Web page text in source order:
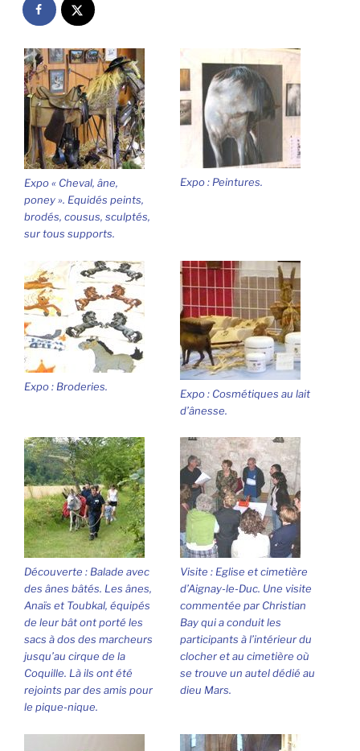
Expo « Cheval, âne,
poney ». Equidés peints,
brodés, cousus, sculptés,
sur tous supports.
Expo : Peintures.
Expo : Broderies.
Expo : Cosmétiques au lait
d’ânesse.
Découverte : Balade avec
des ânes bâtés. Les ânes,
Anaïs et Toubkal, équipés
de leur bât ont porté les
sacs à dos des marcheurs
jusqu’au cirque de la
Coquille. Là ils ont été
rejoints par des amis pour
le pique-nique.
Visite : Eglise et cimetière
d’Aignay-le-Duc. Une visite
commentée par Christian
Bay qui a conduit les
participants à l’intérieur du
clocher et au cimetière où
se trouve un autel dédié au
dieu Mars.